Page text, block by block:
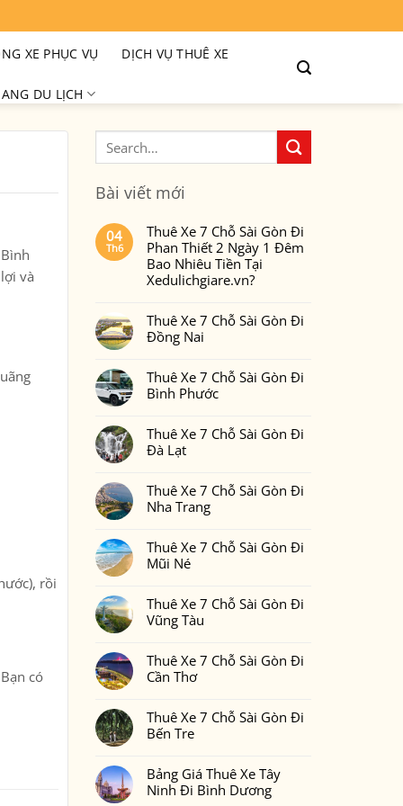
XE PHỤC VỤ DỊCH VỤ THUÊ XE
DU LỊCH
và
rồi
có
Bài viết mới
04
Th6
Thuê Xe 7 Chỗ Sài Gòn Đi
Phan Thiết 2 Ngày 1 Đêm
Bao Nhiêu Tiền Tại
Xedulichgiare.vn?
bình
luận
ở
7
Chỗ
Sài
Phan
Thiết
2
Ngày
Bao
Nhiêu
Tiền
Thuê Xe 7 Chỗ Sài Gòn Đi
Đồng Nai
bình
luận
ở
7
Chỗ
Sài
Đồng
Nai
Thuê Xe 7 Chỗ Sài Gòn Đi
Bình Phước
bình
luận
ở
7
Chỗ
Sài
Bình
Phước
Thuê Xe 7 Chỗ Sài Gòn Đi
Đà Lạt
bình
luận
ở
7
Chỗ
Sài
Đà
Lạt
Thuê Xe 7 Chỗ Sài Gòn Đi
Nha Trang
bình
luận
ở
7
Chỗ
Sài
Nha
Trang
Thuê Xe 7 Chỗ Sài Gòn Đi
Mũi Né
bình
luận
ở
7
Chỗ
Sài
Mũi
Né
Thuê Xe 7 Chỗ Sài Gòn Đi
Vũng Tàu
bình
luận
ở
7
Chỗ
Sài
Vũng
Tàu
Thuê Xe 7 Chỗ Sài Gòn Đi
Cần Thơ
bình
luận
ở
7
Chỗ
Sài
Thuê Xe 7 Chỗ Sài Gòn Đi
Bến Tre
bình
luận
ở
Bảng Giá Thuê Xe Tây
Ninh Đi Bình Dương